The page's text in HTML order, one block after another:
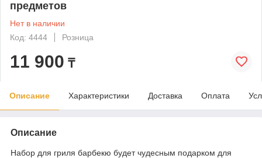
предметов
Нет в наличии
Код: 4444
Розница
11 900 ₸
Описание Характеристики Доставка Оплата
Описание
Набор для гриля барбекю будет чудесным подарком для